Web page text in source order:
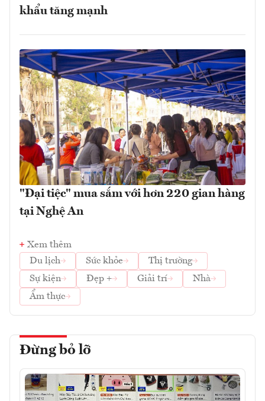
khẩu tăng mạnh
"Đại tiệc" mua sắm với hơn 220 gian hàng
tại Nghệ An
Xem thêm
Du lịch
Sức khỏe
Thị trường
Sự kiện
Đẹp + Giải trí
Nhà
Ẩm thực
Đừng bỏ lỡ